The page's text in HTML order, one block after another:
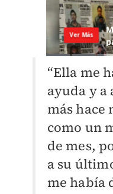
“Ella me
ayuda y a
más hace
como un
de mes,
a su
me había